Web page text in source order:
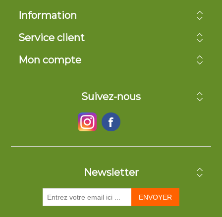
Information
Service client
Mon compte
Suivez-nous
Newsletter
ENVOYER